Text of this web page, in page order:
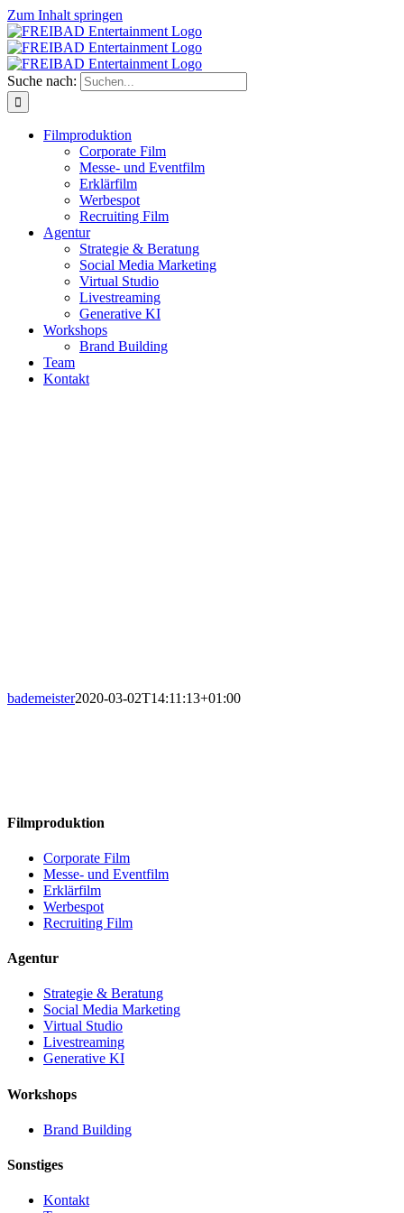
Zum Inhalt springen
Suche nach:
Filmproduktion
Corporate Film
Messe- und Eventfilm
Erklärfilm
Werbespot
Recruiting Film
Agentur
Strategie & Beratung
Social Media Marketing
Virtual Studio
Livestreaming
Generative KI
Workshops
Brand Building
Team
Kontakt
bademeister2020-03-02T14:11:13+01:00
Filmproduktion
Corporate Film
Messe- und Eventfilm
Erklärfilm
Werbespot
Recruiting Film
Agentur
Strategie & Beratung
Social Media Marketing
Virtual Studio
Livestreaming
Generative KI
Workshops
Brand Building
Sonstiges
Kontakt